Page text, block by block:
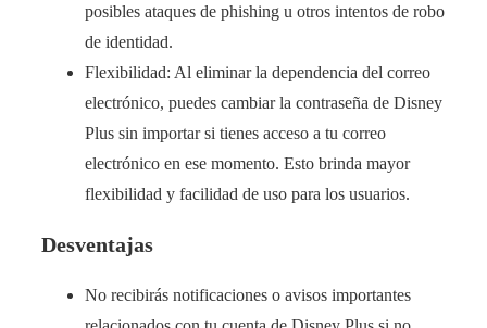
posibles ataques de phishing u otros intentos de robo
de identidad.
Flexibilidad: Al eliminar la dependencia del correo
electrónico, puedes cambiar la contraseña de Disney
Plus sin importar si tienes acceso a tu correo
electrónico en ese momento. Esto brinda mayor
flexibilidad y facilidad de uso para los usuarios.
Desventajas
No recibirás notificaciones o avisos importantes